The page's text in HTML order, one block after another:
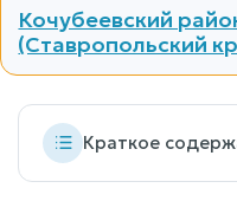
Кочубеевский
(Ставропольский
Краткое